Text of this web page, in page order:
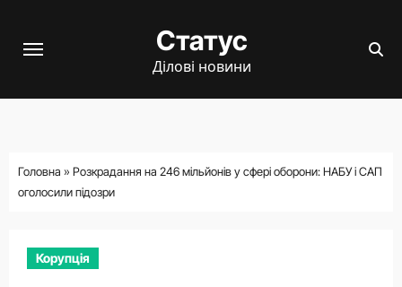
Статус
Ділові новини
Головна » Розкрадання на 246 мільйонів у сфері оборони: НАБУ і САП
оголосили підозри
Корупція